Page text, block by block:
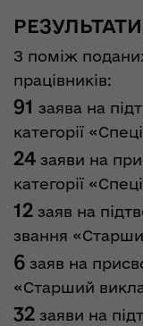
РЕЗУЛЬТАТИ
З поміж
працівників:
91 заява на
категорії
24 заяви на
категорії
12 заяв на
звання
6 заяв на
«Старший
32 заяви на